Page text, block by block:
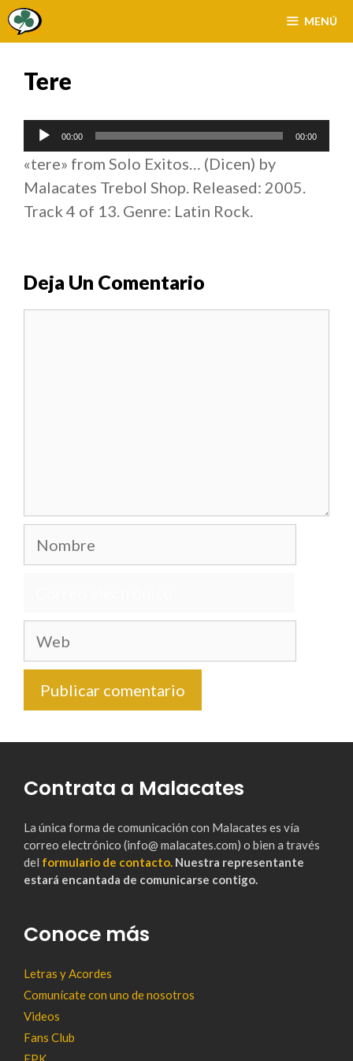
Saltar
MENÚ
Tere
Reproductor
de
audio
00:00 00:00
«tere» from Solo Exitos… (Dicen) by
Malacates Trebol Shop. Released: 2005.
Track 4 of 13. Genre: Latin Rock.
Deja Un Comentario
Nombre
Web
Contrata a Malacates
La única forma de comunicación con Malacates es vía
correo electrónico (info@ malacates.com) o bien a través
del formulario de contacto. Nuestra representante
estará encantada de comunicarse contigo.
Conoce más
Letras y Acordes
Comunícate con uno de nosotros
Videos
Fans Club